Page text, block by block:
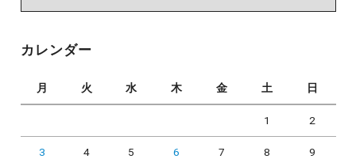
ー
カレンダー
月 火 水 木 金 土 日
1 2
3 4 5 6 7 8 9